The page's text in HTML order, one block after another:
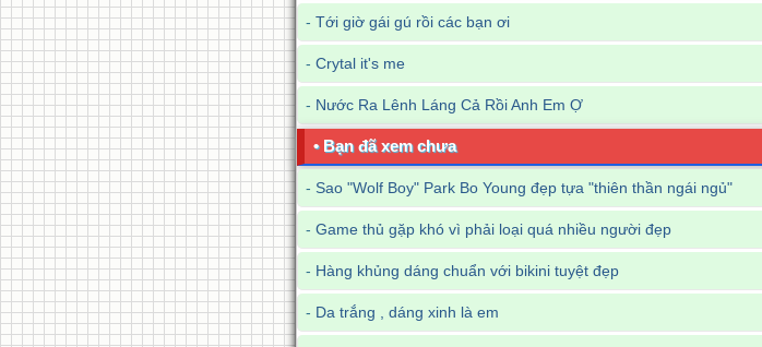
- Tới giờ gái gú rồi các bạn ơi
- Crytal it's me
- Nước Ra Lênh Láng Cả Rồi Anh Em Ợ
• Bạn đã xem chưa
- Sao "Wolf Boy" Park Bo Young đẹp tựa "thiên thần ngái ngủ"
- Game thủ gặp khó vì phải loại quá nhiều người đẹp
- Hàng khủng dáng chuẩn với bikini tuyệt đẹp
- Da trắng , dáng xinh là em